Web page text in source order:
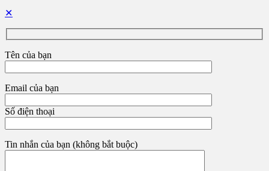
✕
Tên của bạn
Email của bạn
Số điện thoại
Tin nhắn của bạn (không bắt buộc)